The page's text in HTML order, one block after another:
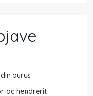
purus
ac hendrerit